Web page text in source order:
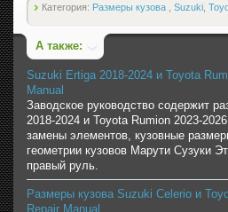
Категория: Размеры кузова Suzuki
А также:
Suzuki Ertiga 2018-2024 и Toyota
Manual
Заводское руководство содержит
2018-2024 и Toyota Rumion 2023-
замены элементов, кузовные
геометрии кузовов Марути Сузуки
правый руль.
Размеры кузова Suzuki Celerio и
Repair Manual